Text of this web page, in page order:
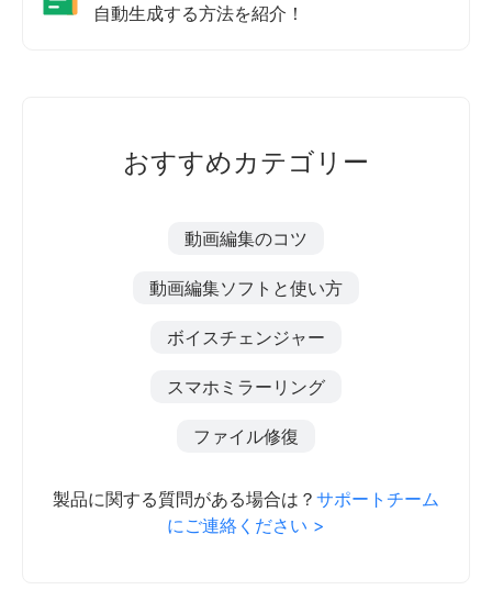
自動生成する方法を紹介！
おすすめカテゴリー
動画編集のコツ
動画編集ソフトと使い方
ボイスチェンジャー
スマホミラーリング
ファイル修復
製品に関する質問がある場合は？ サポートチーム
にご連絡ください >